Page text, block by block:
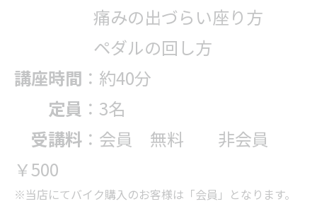
痛みの出づらい座り方
ペダルの回し方
講座時間 ：約40分
定員 ：3名
受講料 ：会員 無料 非会員
￥500
※当店にてバイク購入のお客様は「会員」となります。